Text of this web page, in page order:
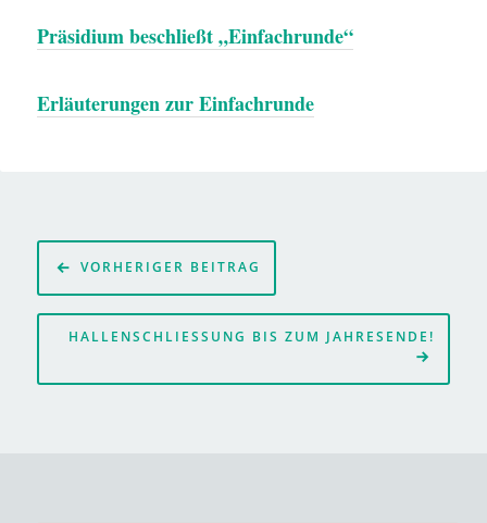
Präsidium beschließt „Einfachrunde“
Erläuterungen zur Einfachrunde
Beitragsnavigation
VORHERIGER BEITRAG
HALLENSCHLIESSUNG BIS ZUM JAHRESENDE!